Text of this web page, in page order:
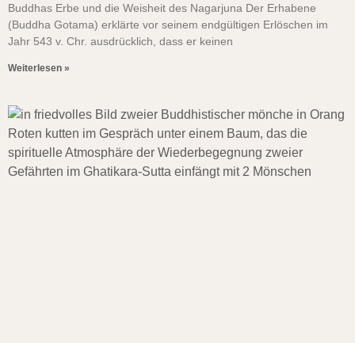
Buddhas Erbe und die Weisheit des Nagarjuna Der Erhabene
(Buddha Gotama) erklärte vor seinem endgültigen Erlöschen im
Jahr 543 v. Chr. ausdrücklich, dass er keinen
Weiterlesen »